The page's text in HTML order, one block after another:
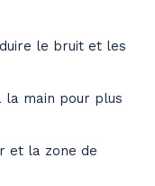
le bruit et les
la main pour plus
et la zone de